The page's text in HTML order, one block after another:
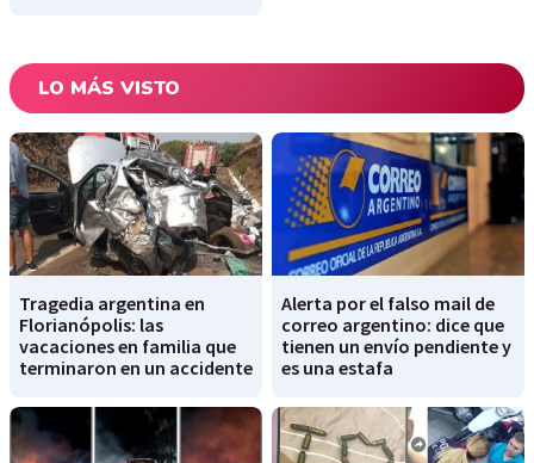
LO MÁS VISTO
Tragedia argentina en
Florianópolis: las
vacaciones en familia que
terminaron en un accidente
Alerta por el falso mail de
correo argentino: dice que
tienen un envío pendiente y
es una estafa